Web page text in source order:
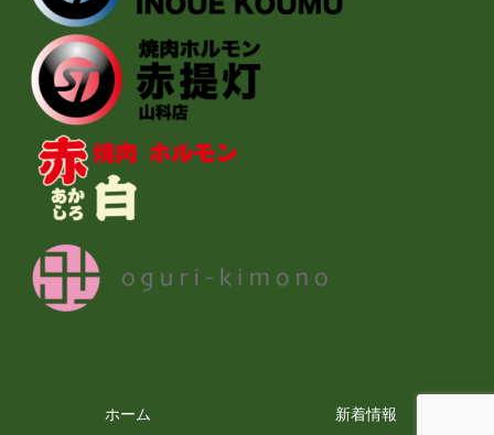
ホーム 新着情報